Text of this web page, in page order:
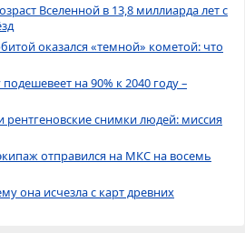
Вселенной в 13,8 миллиарда лет с
оказался «темной» кометой: что
на 90% к 2040 году –
рентгеновские снимки людей: миссия
отправился на МКС на восемь
она исчезла с карт древних